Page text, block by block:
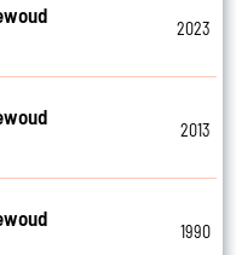
2023
2013
1990